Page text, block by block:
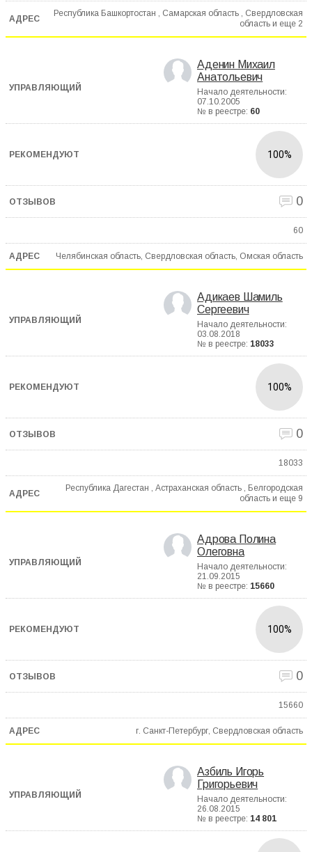
Республика Башкортостан , Самарская область , Свердловская
область и еще 2
Аденин Михаил
Анатольевич
Начало деятельности:
07.10.2005
№ в реестре: 60
100%
0
60
Челябинская область, Свердловская область, Омская область
Адикаев Шамиль
Сергеевич
Начало деятельности:
03.08.2018
№ в реестре: 18033
100%
0
18033
Республика Дагестан , Астраханская область , Белгородская
область и еще 9
Адрова Полина
Олеговна
Начало деятельности:
21.09.2015
№ в реестре: 15660
100%
0
15660
г. Санкт-Петербург, Свердловская область
Азбиль Игорь
Григорьевич
Начало деятельности:
26.08.2015
№ в реестре: 14 801